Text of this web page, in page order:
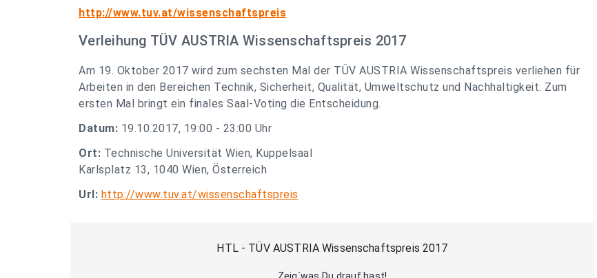
http://www.tuv.at/wissenschaftspreis
Verleihung TÜV AUSTRIA Wissenschaftspreis 2017
Am 19. Oktober 2017 wird zum sechsten Mal der TÜV AUSTRIA Wissenschaftspreis verliehen für
Arbeiten in den Bereichen Technik, Sicherheit, Qualität, Umweltschutz und Nachhaltigkeit. Zum
ersten Mal bringt ein finales Saal-Voting die Entscheidung.
Datum: 19.10.2017, 19:00 - 23:00 Uhr
Ort: Technische Universität Wien, Kuppelsaal
Karlsplatz 13, 1040 Wien, Österreich
Url: http://www.tuv.at/wissenschaftspreis
HTL - TÜV AUSTRIA Wissenschaftspreis 2017